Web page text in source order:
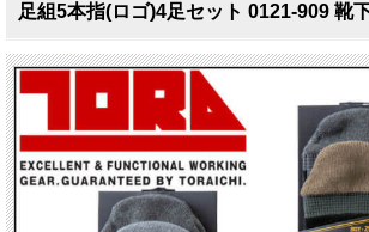
足組5本指(ロゴ)4足セット 0121-909 靴